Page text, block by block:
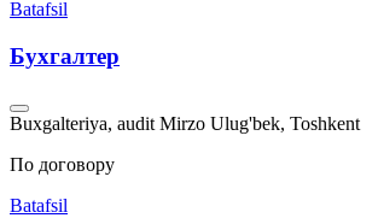
Batafsil
Бухгалтер
Buxgalteriya, audit Mirzo Ulug'bek, Toshkent
По договору
Batafsil